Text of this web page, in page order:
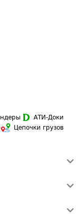
АТИ-Доки
Цепочки грузов